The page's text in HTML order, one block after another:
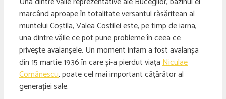
marcând aproape în totalitate versantul răsăritean al
muntelui Coștila, Valea Costilei este, pe timp de iarna,
una dintre văile ce pot pune probleme în ceea ce
privește avalanșele. Un moment infam a fost avalanșa
din 15 martie 1936 în care și-a pierdut viațaNiculae
Comănescu, poate cel mai important cățărător al
generației sale.